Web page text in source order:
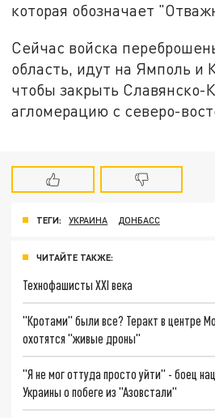
которая обозначает
Сейчас войска
область, идут на Ямполь и
чтобы закрыть Славянско-
агломерацию с северо-
ТЕГИ: УКРАИНА ДОНБАСС
ЧИТАЙТЕ ТАКЖЕ:
Технофашисты XXI века
"Кротами" были все? Теракт в центре
охотятся "живые дроны"
"Я не мог оттуда просто уйти" - боец
Украины о побеге из "Азовстали"